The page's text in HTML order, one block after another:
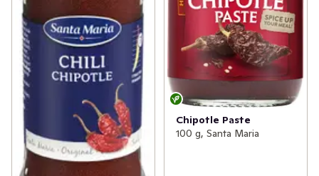
Chipotle Paste
100 g, Santa Maria